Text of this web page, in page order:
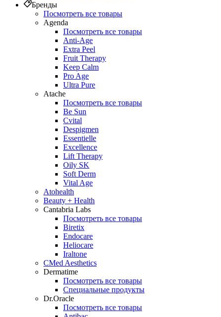
Бренды
Посмотреть все товары
Agenda
Посмотреть все товары
Anti‑Age
Extra Peel
Fruit Therapy
Keep Calm
Pro Age
Ultra Pure
Atache
Посмотреть все товары
Be Sun
Cvital
Despigmen
Essentielle
Excellence
Lift Therapy
Oily SK
Soft Derm
Vital Age
Atohealth
Beauty + Health
Cantabria Labs
Посмотреть все товары
Biretix
Endocare
Heliocare
Iraltone
CMed Aesthetics
Dermatime
Посмотреть все товары
Специальные продукты
Dr.Oracle
Посмотреть все товары